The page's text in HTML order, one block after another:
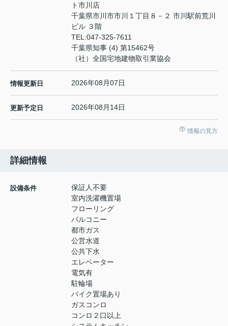
ト市川店
千葉県市川市市川１丁目８－２ 市川駅前荒川
ビル ３階
TEL:047-325-7611
千葉県知事 (4) 第15462号
（社）全国宅地建物取引業協会
情報更新日 2026年08月07日
更新予定日 2026年08月14日
情報の見方
詳細情報
設備条件
保証人不要
室内洗濯機置場
フローリング
バルコニー
都市ガス
公営水道
公共下水
エレベーター
電気有
駐輪場
バイク置場あり
ガスコンロ
コンロ２口以上